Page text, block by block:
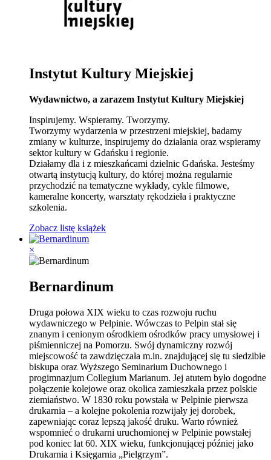
Instytut Kultury Miejskiej
Wydawnictwo, a zarazem Instytut Kultury Miejskiej
Inspirujemy. Wspieramy. Tworzymy.
Tworzymy wydarzenia w przestrzeni miejskiej, badamy
zmiany w kulturze, inspirujemy do działania oraz wspieramy
sektor kultury w Gdańsku i regionie.
Działamy dla i z mieszkańcami dzielnic Gdańska. Jesteśmy
otwartą instytucją kultury, do której można regularnie
przychodzić na tematyczne wykłady, cykle filmowe,
kameralne koncerty, warsztaty rękodzieła i praktyczne
szkolenia.
Zobacz listę książek
×
Bernardinum
Druga połowa XIX wieku to czas rozwoju ruchu
wydawniczego w Pelpinie. Wówczas to Pelpin stał się
znanym i cenionym ośrodkiem ośrodków pracy umysłowej i
piśmienniczej na Pomorzu. Swój dynamiczny rozwój
miejscowość ta zawdzięczała m.in. znajdującej się tu siedzibie
biskupa oraz Wyższego Seminarium Duchownego i
progimnazjum Collegium Marianum. Jej atutem było dogodne
połączenie kolejowe oraz okolica zamieszkała przez polskie
ziemiaństwo. W 1830 roku powstała w Pelpinie pierwsza
drukarnia – a kolejne pokolenia rozwijały jej dorobek,
zapewniając coraz lepszą jakość druku. Warto również
wspomnieć o drukarni uruchomionej w Pelpinie powstałej
pod koniec lat 60. XIX wieku, funkcjonującej później jako
Drukarnia i Księgarnia „Pielgrzym”.